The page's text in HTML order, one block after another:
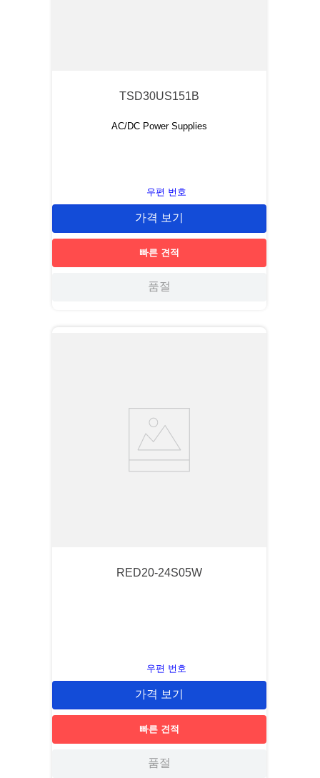
TSD30US151B
AC/DC Power Supplies
우편 번호
가격 보기
빠른 견적
품절
RED20-24S05W
우편 번호
가격 보기
빠른 견적
품절